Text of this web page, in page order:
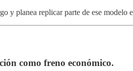
y planea replicar parte de ese modelo
como freno económico.